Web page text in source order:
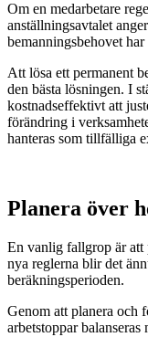
Om en medarbetare
anställningsavtalet
bemanningsbehovet har
Att lösa ett permanent
den bästa lösningen. I
kostnadseffektivt att
förändring i
hanteras som tillfälliga
Planera över
En vanlig fallgrop är att
nya reglerna blir det
beräkningsperioden.
Genom att planera och
arbetstoppar